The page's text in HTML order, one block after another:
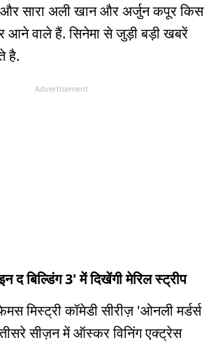
और सारा अली खान और अर्जुन कपूर किस
आने वाले हैं. सिनेमा से जुड़ी बड़ी खबरें
है.
Advertisement
द बिल्डिंग 3' में दिखेंगी मेरिल स्ट्रीप
मिस्ट्री कॉमेडी सीरीज़ 'ओनली मर्डर्स
सीज़न में ऑस्कर विनिंग एक्ट्रेस